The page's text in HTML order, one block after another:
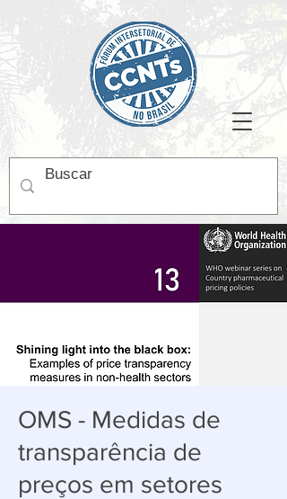
OMS - Medidas de
transparência de
preços em setores